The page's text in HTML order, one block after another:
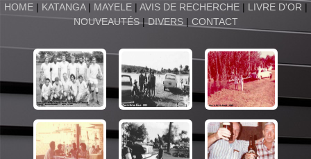
HOME | KATANGA| MAYELE| AVIS DE RECHERCHE| LIVRE D'OR |
NOUVEAUTÉS|DIVERS| CONTACT